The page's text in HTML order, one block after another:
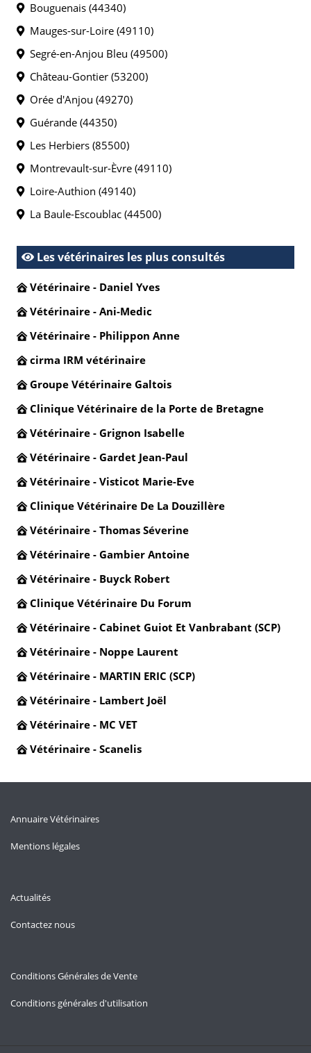
Bouguenais (44340)
Mauges-sur-Loire (49110)
Segré-en-Anjou Bleu (49500)
Château-Gontier (53200)
Orée d'Anjou (49270)
Guérande (44350)
Les Herbiers (85500)
Montrevault-sur-Èvre (49110)
Loire-Authion (49140)
La Baule-Escoublac (44500)
Les vétérinaires les plus consultés
Vétérinaire - Daniel Yves
Vétérinaire - Ani-Medic
Vétérinaire - Philippon Anne
cirma IRM vétérinaire
Groupe Vétérinaire Galtois
Clinique Vétérinaire de la Porte de Bretagne
Vétérinaire - Grignon Isabelle
Vétérinaire - Gardet Jean-Paul
Vétérinaire - Visticot Marie-Eve
Clinique Vétérinaire De La Douzillère
Vétérinaire - Thomas Séverine
Vétérinaire - Gambier Antoine
Vétérinaire - Buyck Robert
Clinique Vétérinaire Du Forum
Vétérinaire - Cabinet Guiot Et Vanbrabant (SCP)
Vétérinaire - Noppe Laurent
Vétérinaire - MARTIN ERIC (SCP)
Vétérinaire - Lambert Joël
Vétérinaire - MC VET
Vétérinaire - Scanelis
Annuaire Vétérinaires
Mentions légales
Actualités
Contactez nous
Conditions Générales de Vente
Conditions générales d'utilisation